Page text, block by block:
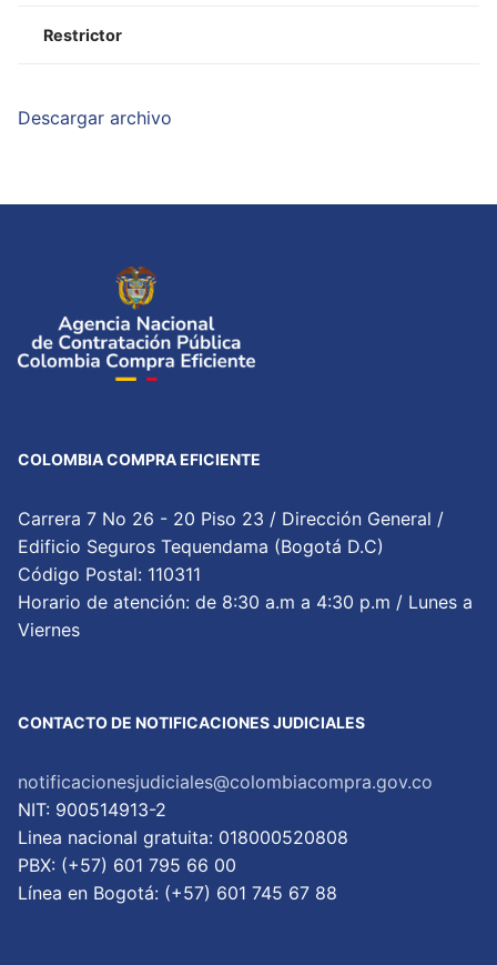
Restrictor
Descargar archivo
COLOMBIA COMPRA EFICIENTE
Carrera 7 No 26 - 20 Piso 23 / Dirección General /
Edificio Seguros Tequendama (Bogotá D.C)
Código Postal: 110311
Horario de atención: de 8:30 a.m a 4:30 p.m / Lunes a
Viernes
CONTACTO DE NOTIFICACIONES JUDICIALES
notificacionesjudiciales@colombiacompra.gov.co
NIT: 900514913-2
Linea nacional gratuita: 018000520808
PBX: (+57) 601 795 66 00
Lí­nea en Bogotá: (+57) 601 745 67 88